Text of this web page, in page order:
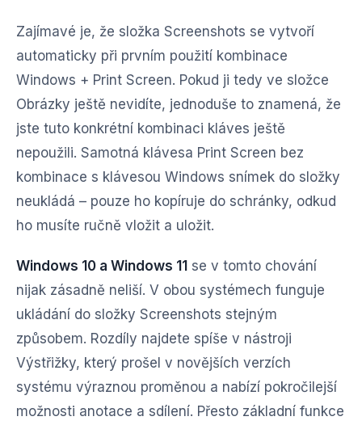
Zajímavé je, že složka Screenshots se vytvoří
automaticky při prvním použití kombinace
Windows + Print Screen. Pokud ji tedy ve složce
Obrázky ještě nevidíte, jednoduše to znamená, že
jste tuto konkrétní kombinaci kláves ještě
nepoužili. Samotná klávesa Print Screen bez
kombinace s klávesou Windows snímek do složky
neukládá – pouze ho kopíruje do schránky, odkud
ho musíte ručně vložit a uložit.
Windows 10 a Windows 11 se v tomto chování
nijak zásadně neliší. V obou systémech funguje
ukládání do složky Screenshots stejným
způsobem. Rozdíly najdete spíše v nástroji
Výstřižky, který prošel v novějších verzích
systému výraznou proměnou a nabízí pokročilejší
možnosti anotace a sdílení. Přesto základní funkce